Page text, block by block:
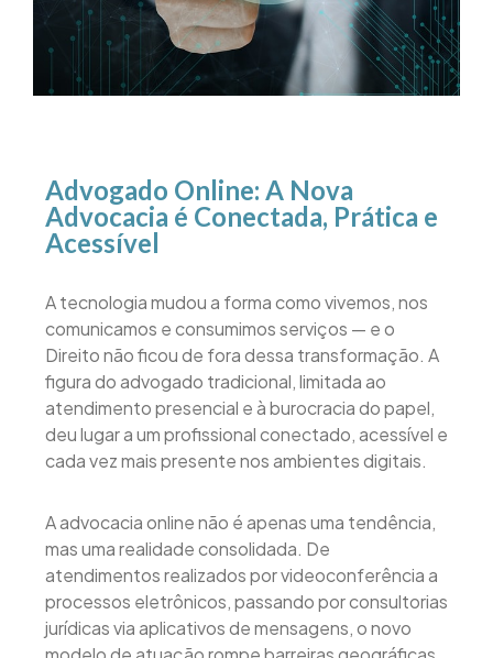
Advogado Online: A Nova
Advocacia é Conectada, Prática e
Acessível
A tecnologia mudou a forma como vivemos, nos
comunicamos e consumimos serviços — e o
Direito não ficou de fora dessa transformação. A
figura do advogado tradicional, limitada ao
atendimento presencial e à burocracia do papel,
deu lugar a um profissional conectado, acessível e
cada vez mais presente nos ambientes digitais.
A advocacia online não é apenas uma tendência,
mas uma realidade consolidada. De
atendimentos realizados por videoconferência a
processos eletrônicos, passando por consultorias
jurídicas via aplicativos de mensagens, o novo